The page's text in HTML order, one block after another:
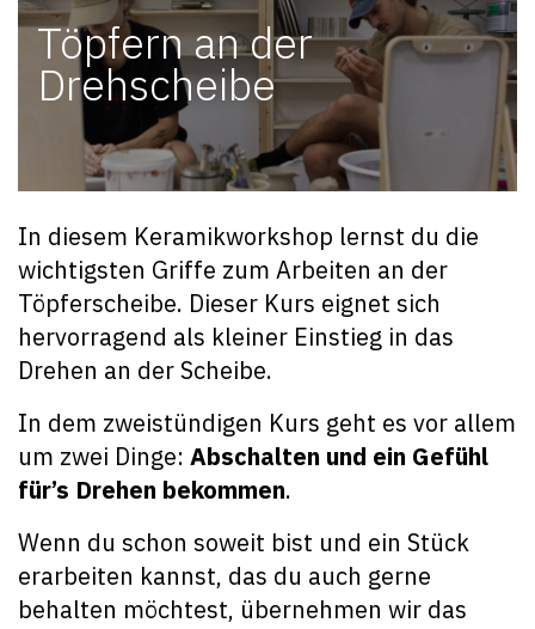
Töpfern an der
Drehscheibe
In diesem Keramikworkshop lernst du die
wichtigsten Griffe zum Arbeiten an der
Töpferscheibe. Dieser Kurs eignet sich
hervorragend als kleiner Einstieg in das
Drehen an der Scheibe.
In dem zweistündigen Kurs geht es vor allem
um zwei Dinge: Abschalten und ein Gefühl
für’s Drehen bekommen.
Wenn du schon soweit bist und ein Stück
erarbeiten kannst, das du auch gerne
behalten möchtest, übernehmen wir das